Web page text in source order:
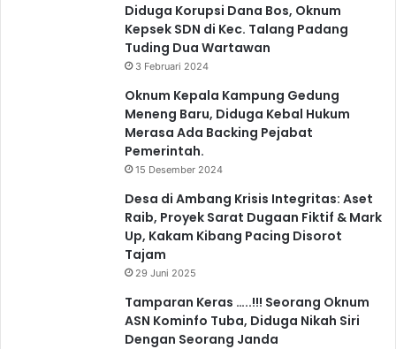
Diduga Korupsi Dana Bos, Oknum
Kepsek SDN di Kec. Talang Padang
Tuding Dua Wartawan
3 Februari 2024
Oknum Kepala Kampung Gedung
Meneng Baru, Diduga Kebal Hukum
Merasa Ada Backing Pejabat
Pemerintah.
15 Desember 2024
Desa di Ambang Krisis Integritas: Aset
Raib, Proyek Sarat Dugaan Fiktif & Mark
Up, Kakam Kibang Pacing Disorot
Tajam
29 Juni 2025
Tamparan Keras …..!!! Seorang Oknum
ASN Kominfo Tuba, Diduga Nikah Siri
Dengan Seorang Janda